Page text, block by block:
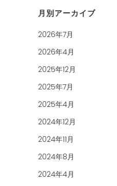
月別アーカイブ
2026年7月
2026年4月
2025年12月
2025年7月
2025年4月
2024年12月
2024年11月
2024年8月
2024年4月